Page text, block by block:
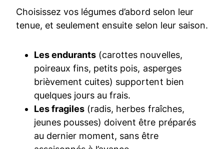
Choisissez vos légumes d’abord selon leur
tenue, et seulement ensuite selon leur saison.
Les endurants (carottes nouvelles,
poireaux fins, petits pois, asperges
brièvement cuites) supportent bien
quelques jours au frais.
Les fragiles (radis, herbes fraîches,
jeunes pousses) doivent être préparés
au dernier moment, sans être